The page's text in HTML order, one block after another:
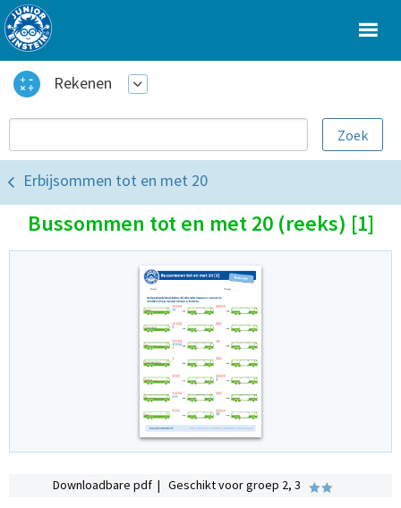
Rekenen
Erbijsommen tot en met 20
Bussommen tot en met 20 (reeks) [1]
Downloadbare pdf | Geschikt voor groep 2, 3